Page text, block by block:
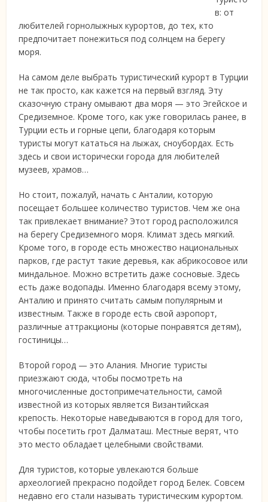
в: от
любителей горнолыжных курортов, до тех, кто
предпочитаетпонежиться под солнцем на берегу
моря.
На самом деле выбрать туристический курорт в Турции
не так просто, как кажется на первый взгляд. Эту
сказочную страну омывают два моря — это Эгейское и
Средиземное. Кроме того, как уже говорилась ранее, в
Турции есть и горные цепи, благодаря которым
туристы могут кататься на лыжах, сноубордах. Есть
здесь и свои исторически города для любителей
музеев, храмов…
Но стоит, пожалуй, начать с Анталии, которую
посещает большее количество туристов. Чем же она
так привлекает внимание? Этот город расположился
на берегу Средиземного моря. Климат здесь мягкий.
Кроме того, в городе есть множество национальных
парков, где растут такие деревья, как абрикосовое или
миндальное. Можно встретить даже сосновые. Здесь
есть даже водопады. Именно благодаря всему этому,
Анталию и принято считать самым популярным и
известным. Также в городе есть свой аэропорт,
различные аттракционы (которые понравятся детям),
гостиницы…
Второй город — это Алания. Многие туристы
приезжают сюда, чтобы посмотреть на
многочисленные достопримечательности, самой
известной из которых является Византийская
крепость. Некоторые наведываются в город для того,
чтобы посетить грот Далматаш. Местные верят, что
это место обладает целебными свойствами.
Для туристов, которые увлекаются больше
археологией прекрасно подойдет город Белек. Совсем
недавно его стали называть туристическим курортом.